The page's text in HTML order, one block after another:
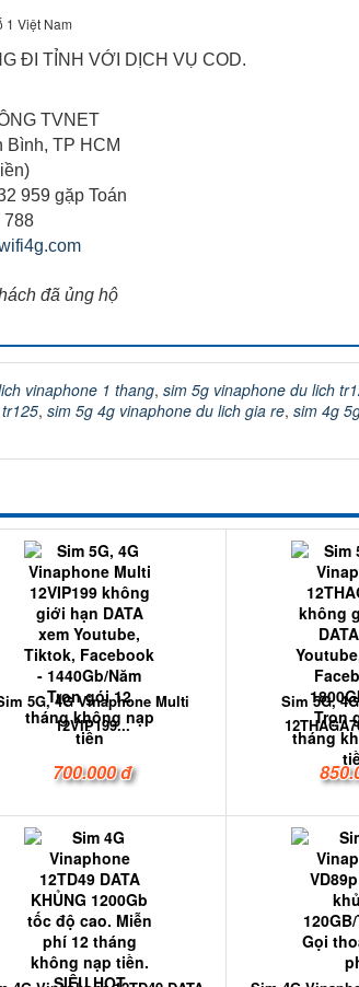
1 Việt Nam
ĐI TỈNH VỚI DỊCH VỤ COD.
TVNET
Bình, TP HCM
959 gặp Toán
788
đã ủng hộ
vinaphone 1 thang, sim 5g vinaphone du lich
, sim 5g 4g vinaphone du lich gia re, sim 4g
5G, 4G Vinaphone Multi
12VIP199...
700.000 đ
Sim 5G,